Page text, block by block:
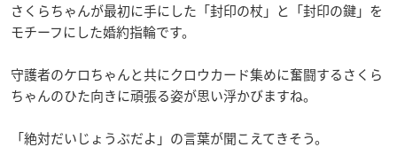
さくらちゃんが最初に手にした「封印の杖」と「封印の鍵」を
モチーフにした婚約指輪です。
守護者のケロちゃんと共にクロウカード集めに奮闘するさくら
ちゃんのひた向きに頑張る姿が思い浮かびますね。
「絶対だいじょうぶだよ」の言葉が聞こえてきそう。